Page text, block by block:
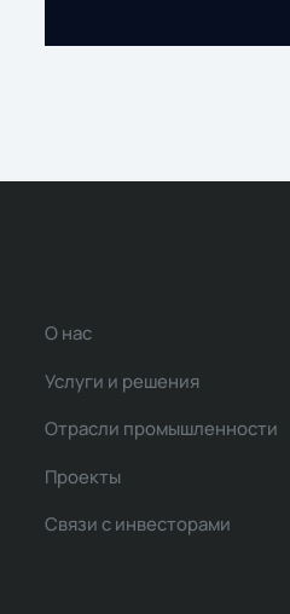
О нас
Услуги и решения
Отрасли промышленности
Проекты
Связи с инвесторами